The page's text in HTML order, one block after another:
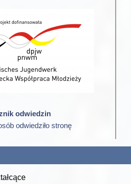
odwiedzin
odwiedziło stronę